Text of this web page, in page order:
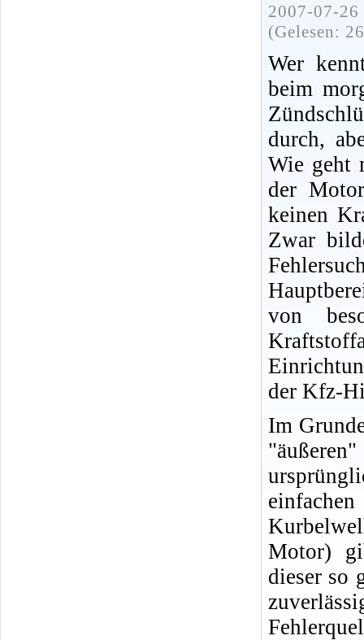
2007-07-
(Gelesen:
Wer
beim
durch,
Wie geht
der
keinen
Zwar
von
der Kfz-
Im
Motor)
dieser so